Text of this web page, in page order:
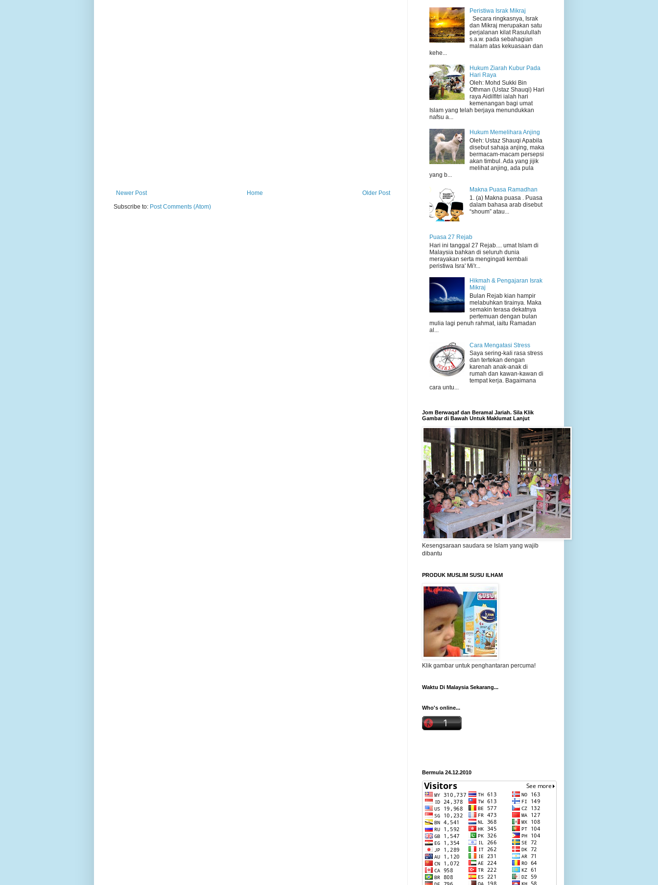
Newer Post Older Post
Home
Subscribe to: Post Comments (Atom)
Peristiwa Israk Mikraj
Secara ringkasnya, Israk
dan Mikraj merupakan satu
perjalanan kilat Rasulullah
s.a.w. pada sebahagian
malam atas kekuasaan dan
kehe...
Hukum Ziarah Kubur Pada
Hari Raya
Oleh: Mohd Sukki Bin
Othman (Ustaz Shauqi) Hari
raya Aidilfitri ialah hari
kemenangan bagi umat
Islam yang telah berjaya menundukkan
nafsu a...
Hukum Memelihara Anjing
Oleh: Ustaz Shauqi Apabila
disebut sahaja anjing, maka
bermacam-macam persepsi
akan timbul. Ada yang jijik
melihat anjing, ada pula
yang b...
Makna Puasa Ramadhan
1. (a) Makna puasa . Puasa
dalam bahasa arab disebut
“shoum” atau...
Puasa 27 Rejab
Hari ini tanggal 27 Rejab.... umat Islam di
Malaysia bahkan di seluruh dunia
merayakan serta mengingati kembali
peristiwa Isra' Mi'r...
Hikmah & Pengajaran Israk
Mikraj
Bulan Rejab kian hampir
melabuhkan tirainya. Maka
semakin terasa dekatnya
pertemuan dengan bulan
mulia lagi penuh rahmat, iaitu Ramadan
al...
Cara Mengatasi Stress
Saya sering-kali rasa stress
dan tertekan dengan
karenah anak-anak di
rumah dan kawan-kawan di
tempat kerja. Bagaimana
cara untu...
Jom Berwaqaf dan Beramal Jariah. Sila Klik
Gambar di Bawah Untuk Maklumat Lanjut
Kesengsaraan saudara se Islam yang wajib
dibantu
PRODUK MUSLIM SUSU ILHAM
Klik gambar untuk penghantaran percuma!
Waktu Di Malaysia Sekarang...
Who's online...
Bermula 24.12.2010